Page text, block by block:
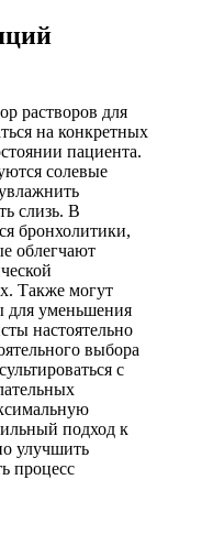
растворов для
на конкретных
пациента.
солевые
слизь. В
бронхолитики,
облегчают
Также могут
для уменьшения
настоятельно
выбора
с
подход к
улучшить
процесс